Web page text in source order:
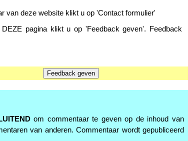
van deze website klikt u op 'Contact formulier'
pagina klikt u op 'Feedback geven'. Feedback
om commentaar te geven op de inhoud van
van anderen. Commentaar wordt gepubliceerd